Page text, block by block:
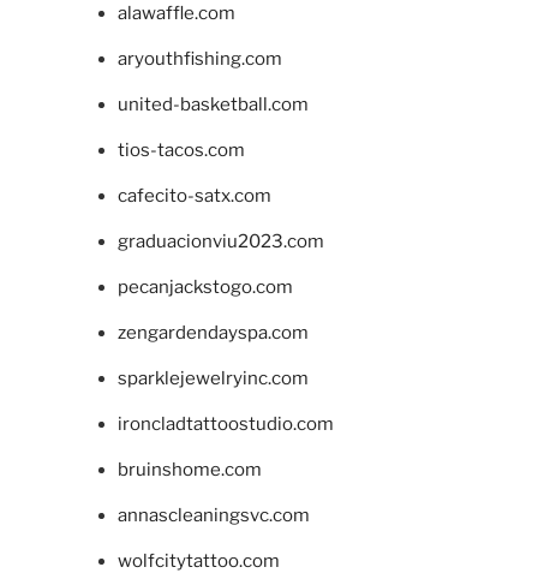
alawaffle.com
aryouthfishing.com
united-basketball.com
tios-tacos.com
cafecito-satx.com
graduacionviu2023.com
pecanjackstogo.com
zengardendayspa.com
sparklejewelryinc.com
ironcladtattoostudio.com
bruinshome.com
annascleaningsvc.com
wolfcitytattoo.com